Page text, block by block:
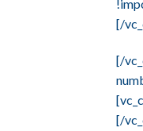
[/
[/
[/